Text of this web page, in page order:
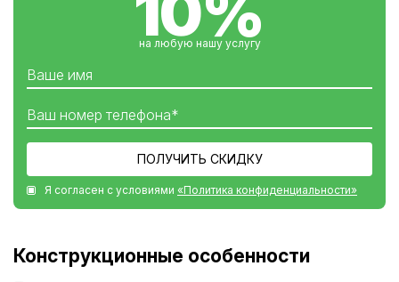
Калитка изготовлена из профильной тубы 60х30х2
Покрашена краской HAMMERITE врезной замок
на любую нашу услугу
ПОЛУЧИТЬ СКИДКУ
Я согласен с условиями «Политика конфиденциальности»
Конструкционные особенности